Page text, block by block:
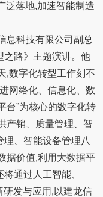
泛落地,加速智能制造
息科技有限公司副总
之路》主题演讲。他
,数字化转型工作刻不
网络化、信息化、数
台”为核心的数字化转
产销、质量管理、智
、智能设备管理八
据价值,利用大数据平
通过人工智能、
发与应用,以建龙信